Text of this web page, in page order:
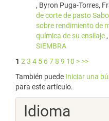
, Byron Puga-Torres,
de corte de pasto
sobre rendimiento de
química de su ensilaje,
SIEMBRA
1 23 4 5 678 9 10 > >>
También puede Iniciar una
para este artículo.
Idioma